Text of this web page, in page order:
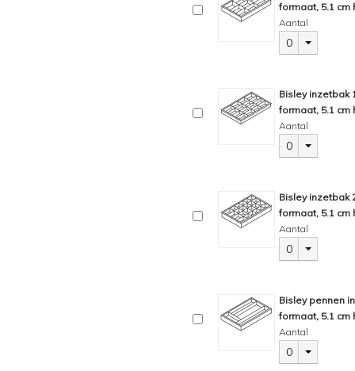
formaat, 5.1 cm
Aantal
0
Bisley inzetbak
formaat, 5.1 cm
Aantal
0
Bisley inzetbak
formaat, 5.1 cm
Aantal
0
Bisley pennen
formaat, 5.1 cm
Aantal
0